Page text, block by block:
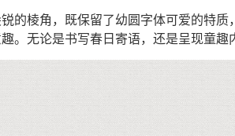
的棱角，既保留了幼圆字体可爱的特
。无论是书写春日寄语，还是呈现童趣